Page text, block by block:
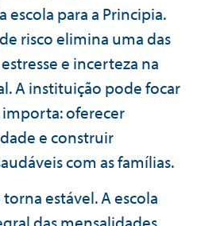
para a Principia.
risco elimina uma das
e incerteza na
A instituição pode focar
oferecer
e construir
com as famílias.
estável. A escola